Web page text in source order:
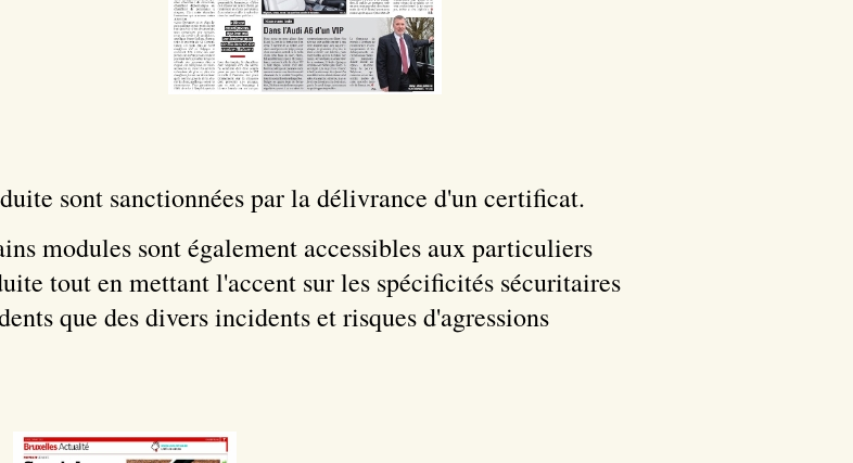
sont sanctionnées par la délivrance d'un certificat.
modules sont également accessibles aux particuliers
tout en mettant l'accent sur les spécificités sécuritaires
que des divers incidents et risques d'agressions